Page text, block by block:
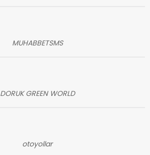
MUHABBETSMS
DORUK GREEN WORLD
otoyollar